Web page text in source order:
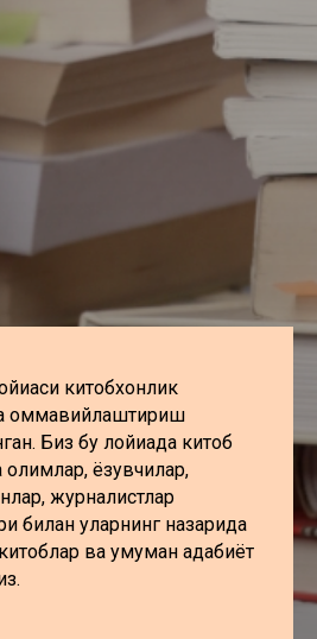
китобхонлик
оммавийлаштириш
Биз бу лойиҳада китоб
ёзувчилар,
журналистлар
билан уларнинг назарида
ва умуман адабиёт